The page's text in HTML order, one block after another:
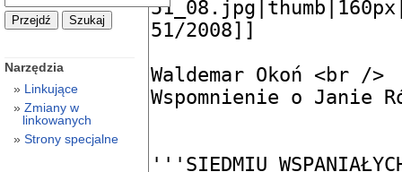
Narzędzia
Linkujące
Zmiany w
linkowanych
Strony specjalne